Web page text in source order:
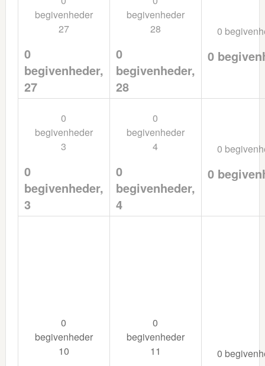
begivenheder
27
0
begivenheder,
27
begivenheder
28
0
begivenheder,
28
0
0
0
begivenheder
3
0
begivenheder,
3
0
begivenheder
4
0
begivenheder,
4
0
0
0
begivenheder
10
0
begivenheder
11
0